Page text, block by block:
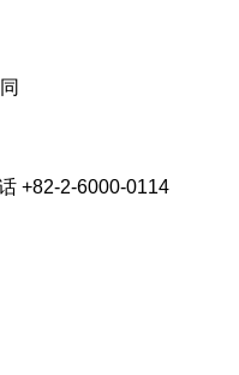
+82-2-6000-0114